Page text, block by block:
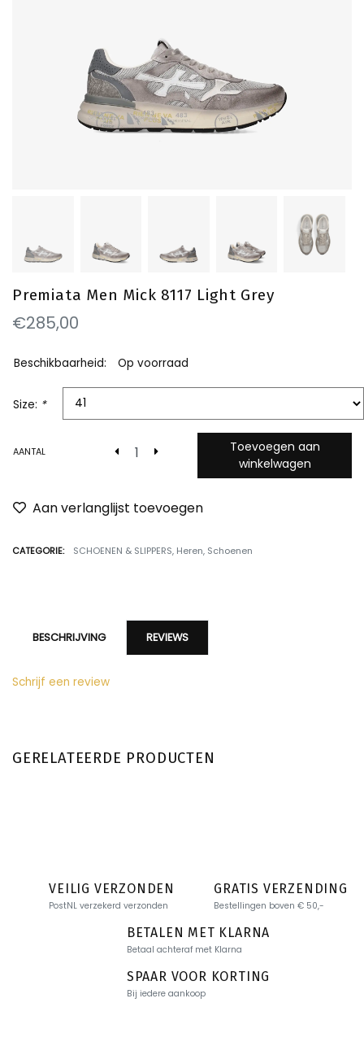
Premiata Men Mick 8117 Light Grey
€285,00
Beschikbaarheid: Op voorraad
Size: *
AANTAL
Toevoegen aan
winkelwagen
Aan verlanglijst toevoegen
CATEGORIE: SCHOENEN & SLIPPERS, Heren, Schoenen
BESCHRIJVING REVIEWS
Schrijf een review
GERELATEERDE PRODUCTEN
VEILIG VERZONDEN
PostNL verzekerd verzonden
GRATIS VERZENDING
Bestellingen boven € 50,-
BETALEN MET KLARNA
Betaal achteraf met Klarna
SPAAR VOOR KORTING
Bij iedere aankoop